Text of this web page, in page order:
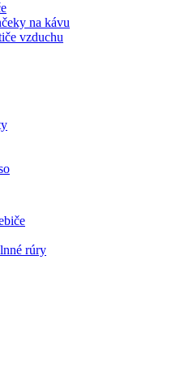
na kávu
vzduchu
rúry